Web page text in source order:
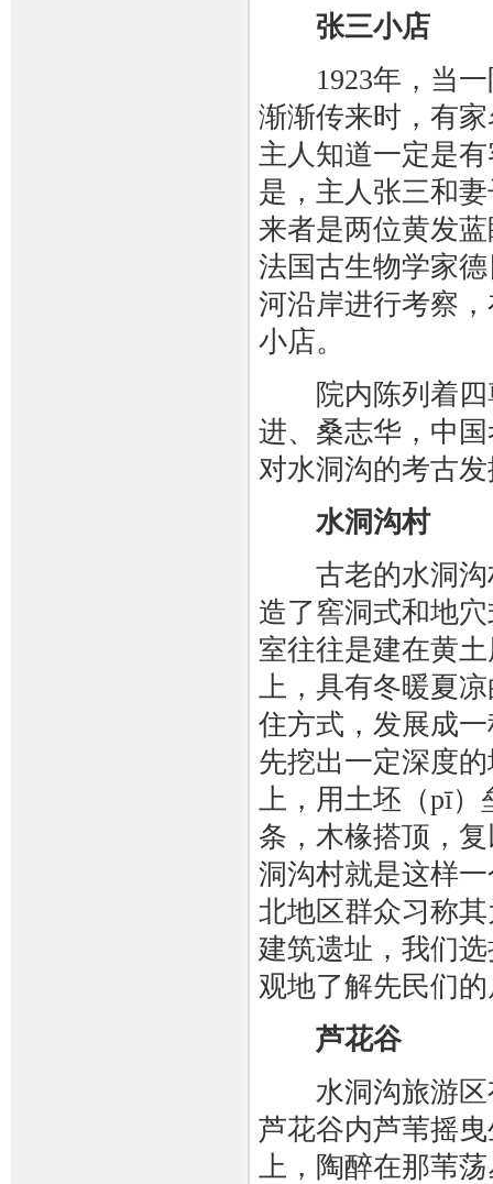
张三小店
1923年，当一
渐渐传来时，有
主人知道一定是
是，主人张三和
来者是两位黄发
法国古生物学家
河沿岸进行考察
小店。
院内陈列着四
进、桑志华，中
对水洞沟的考古
水洞沟村
古老的水洞沟
造了窖洞式和地
室往往是建在黄
上，具有冬暖夏
住方式，发展成
先挖出一定深度
上，用土坯（pī）
条，木椽搭顶，
洞沟村就是这样
北地区群众习称
建筑遗址，我们
观地了解先民们
芦花谷
水洞沟旅游区
芦花谷内芦苇摇
上，陶醉在那苇